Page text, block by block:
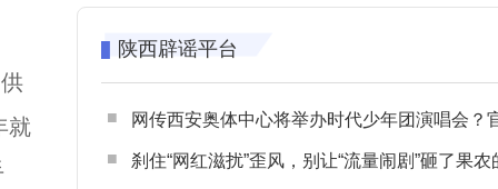
就
陕西辟谣平台
网传西安奥体中心将举办时代少年团演唱会？官方回应：纯
刹住“网红滋扰”歪风，别让“流量闹剧”砸了果农